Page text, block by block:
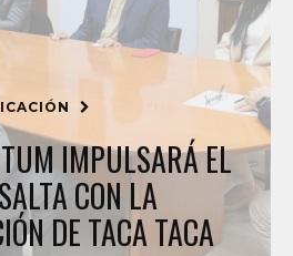
IMPULSARÁ EL
CON LA
DE TACA TACA